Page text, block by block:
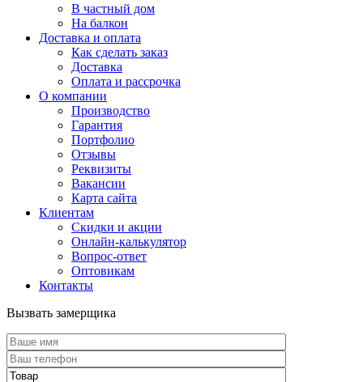
В частный дом
На балкон
Доставка и оплата
Как сделать заказ
Доставка
Оплата и рассрочка
О компании
Производство
Гарантия
Портфолио
Отзывы
Реквизиты
Вакансии
Карта сайта
Клиентам
Скидки и акции
Онлайн-калькулятор
Вопрос-ответ
Оптовикам
Контакты
Вызвать замерщика